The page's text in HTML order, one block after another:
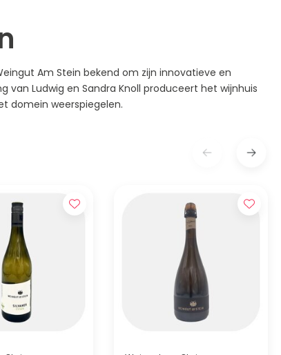
Am Stein bekend om zijn innovatieve en
van Ludwig en Sandra Knoll produceert het wijnhuis
domein weerspiegelen.